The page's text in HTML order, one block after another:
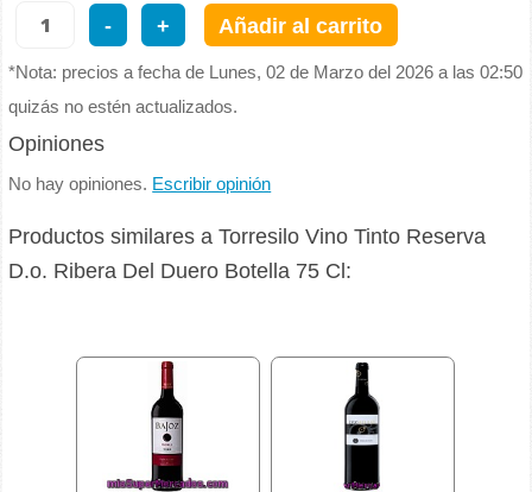
- + Añadir al carrito
*Nota: precios a fecha de Lunes, 02 de Marzo del 2026 a las 02:50
quizás no estén actualizados.
Opiniones
No hay opiniones. Escribir opinión
Productos similares a Torresilo Vino Tinto Reserva
D.o. Ribera Del Duero Botella 75 Cl: